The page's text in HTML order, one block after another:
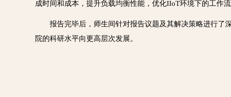
成时间和成本，提升负载均衡性能，优化IIoT环境下的工作流
报告完毕后，师生间针对报告议题及其解决策略进行了
院的科研水平向更高层次发展。